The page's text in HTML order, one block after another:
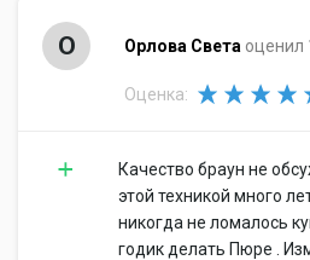
О Орлова Света оценил
Оценка:
Качество браун не
этой техникой много
никогда не ломалось
годик делать Пюре .